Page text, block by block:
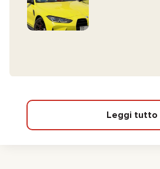
Leggi tutto